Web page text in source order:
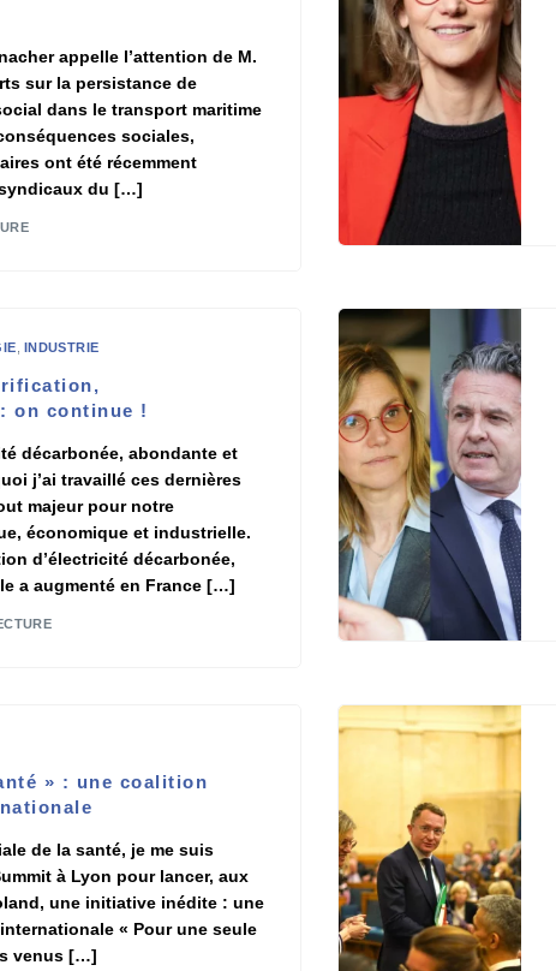
appelle l’attention de M.
sur la persistance de
dans le transport maritime
sociales,
ont été récemment
du […]
INDUSTRIE
on continue !
décarbonée, abondante et
j’ai travaillé ces dernières
majeur pour notre
économique et industrielle.
d’électricité décarbonée,
a augmenté en France […]
» : une coalition
de la santé, je me suis
à Lyon pour lancer, aux
une initiative inédite : une
« Pour une seule
venus […]